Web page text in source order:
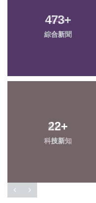
473+
綜合新聞
22+
科技新知